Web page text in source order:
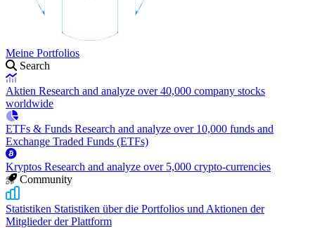
Meine Portfolios
Search
Aktien Research and analyze over 40,000 company stocks
worldwide
ETFs & Funds Research and analyze over 10,000 funds and
Exchange Traded Funds (ETFs)
Kryptos Research and analyze over 5,000 crypto-currencies
Community
Statistiken Statistiken über die Portfolios und Aktionen der
Mitglieder der Plattform